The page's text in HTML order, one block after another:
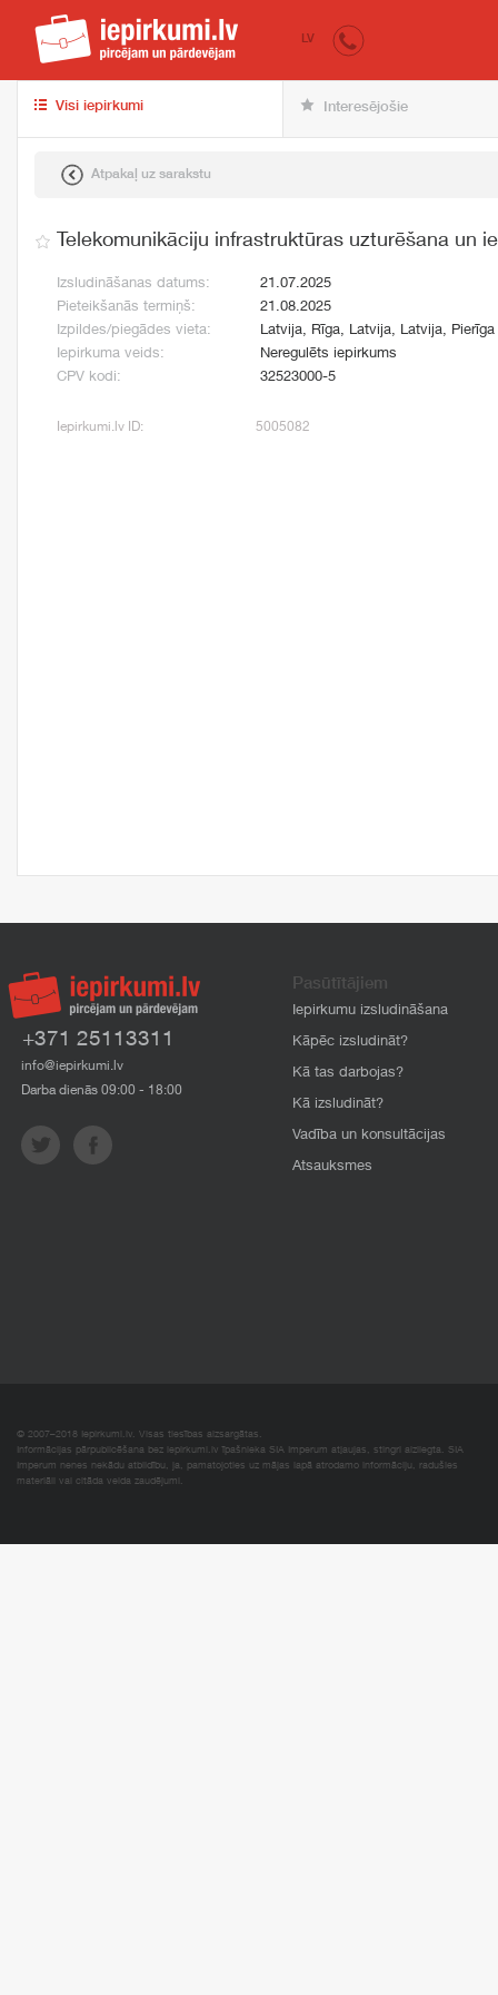
iepirkumi.lv
LV
Visi iepirkumi Interesējošie
Atpakaļ uz sarakstu
Telekomunikāciju infrastruktūras uzturēšana un
Izsludināšanas datums:
21.07.2025
Pieteikšanās termiņš:
21.08.2025
Izpildes/piegādes vieta:
Latvija, Rīga, Latvija, Latvija, Pierīga
Iepirkuma veids:
Neregulēts iepirkums
CPV kodi:
32523000-5
Iepirkumi.lv ID: 5005082
+371 25113311
info@iepirkumi.lv
Darba dienās 09:00 - 18:00
Pasūtītājiem
Iepirkumu izsludināšana
Kāpēc izsludināt?
Kā tas darbojas?
Kā izsludināt?
Vadība un konsultācijas
Atsauksmes
© 2007–2018 Iepirkumi.lv. Visas tiesības aizsargātas.
Informācijas pārpublicēšana bez iepirkumi.lv īpašnieka SIA Imperum atļaujas, stingri aizliegta. SIA
Imperum nenes nekādu atbildību, ja, pamatojoties uz mājas lapā atrodamo informāciju, radušies
materiāli vai citāda veida zaudējumi.